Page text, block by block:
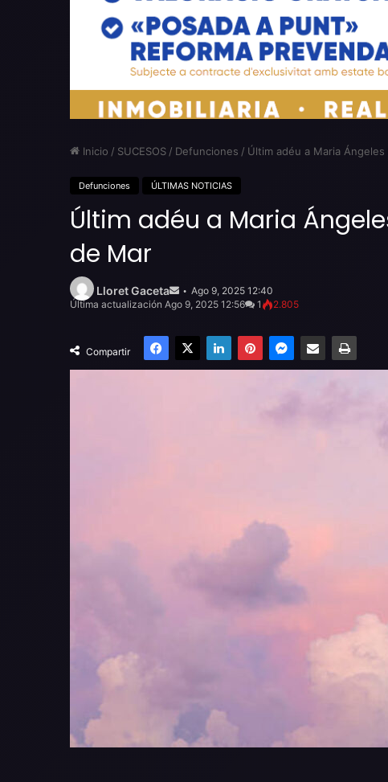
Inicio / SUCESOS / Defunciones / Últim adéu a Maria
Defunciones ÚLTIMAS NOTICIAS
Últim adéu a Maria
de Mar
Lloret Gaceta
email
Ago 9, 2025 12:40
Última actualización Ago 9, 2025 12:56
1 2.805
Compartir
Facebook
X LinkedInPinterestMessenger
Compartir por email Imprimir